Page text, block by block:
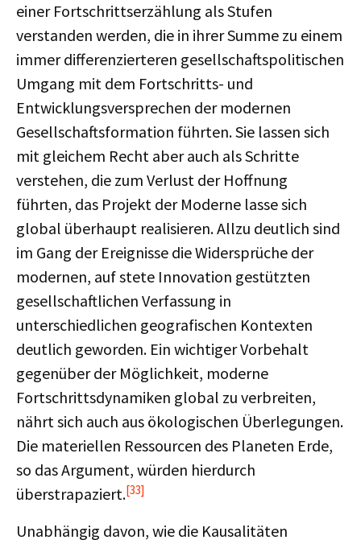
einer Fortschrittserzählung als Stufen
verstanden werden, die in ihrer Summe zu einem
immer differenzierteren gesellschaftspolitischen
Umgang mit dem Fortschritts- und
Entwicklungsversprechen der modernen
Gesellschaftsformation führten. Sie lassen sich
mit gleichem Recht aber auch als Schritte
verstehen, die zum Verlust der Hoffnung
führten, das Projekt der Moderne lasse sich
global überhaupt realisieren. Allzu deutlich sind
im Gang der Ereignisse die Widersprüche der
modernen, auf stete Innovation gestützten
gesellschaftlichen Verfassung in
unterschiedlichen geografischen Kontexten
deutlich geworden. Ein wichtiger Vorbehalt
gegenüber der Möglichkeit, moderne
Fortschrittsdynamiken global zu verbreiten,
nährt sich auch aus ökologischen Überlegungen.
Die materiellen Ressourcen des Planeten Erde,
so das Argument, würden hierdurch
überstrapaziert.[33]
Unabhängig davon, wie die Kausalitäten